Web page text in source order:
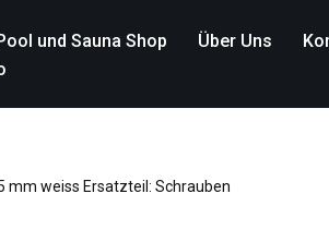
und Sauna Shop Über Uns
mm weiss Ersatzteil: Schrauben